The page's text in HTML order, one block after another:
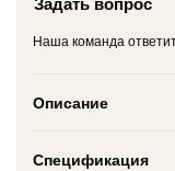
Наша команда
Описание
Спецификация